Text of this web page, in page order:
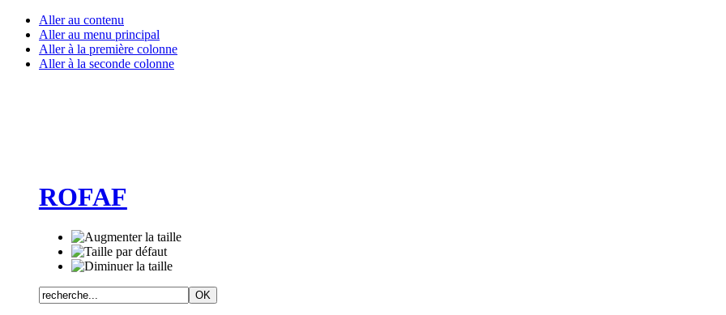
Aller au contenu
Aller au menu principal
Aller à la première colonne
Aller à la seconde colonne
ROFAF